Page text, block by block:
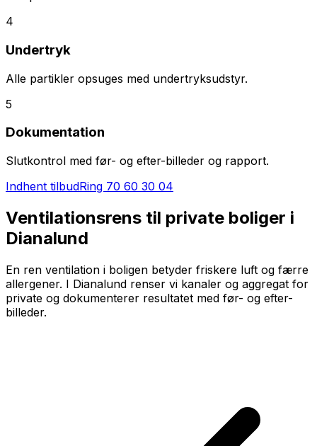
4
Undertryk
Alle partikler opsuges med undertryksudstyr.
5
Dokumentation
Slutkontrol med før- og efter-billeder og rapport.
Indhent tilbudRing 70 60 30 04
Ventilationsrens til private boliger i
Dianalund
En ren ventilation i boligen betyder friskere luft og færre
allergener. I Dianalund renser vi kanaler og aggregat for
private og dokumenterer resultatet med før- og efter-
billeder.